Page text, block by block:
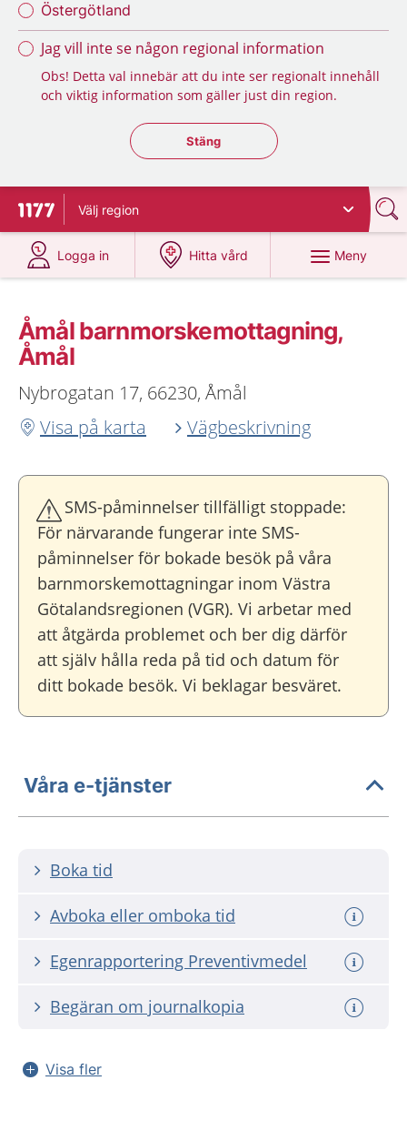
Östergötland
Jag vill inte se någon regional information
Obs! Detta val innebär att du inte ser regionalt innehåll
och viktig information som gäller just din region.
Stäng regionsväljaren
Stäng
Till startsidan för 1177
Välj region
Logga in
på 1177.se
Hitta vård
på 1177.se
Meny
Åmål barnmorskemottagning,
Åmål
Nybrogatan 17, 66230, Åmål
Visa på karta
Vägbeskrivning
SMS-påminnelser tillfälligt stoppade:
För närvarande fungerar inte SMS-
påminnelser för bokade besök på våra
barnmorskemottagningar inom Västra
Götalandsregionen (VGR). Vi arbetar med
att åtgärda problemet och ber dig därför
att själv hålla reda på tid och datum för
ditt bokade besök. Vi beklagar besväret.
Våra e-tjänster
Boka tid
Avboka eller omboka tid
Egenrapportering Preventivmedel
Begäran om journalkopia
Visa fler